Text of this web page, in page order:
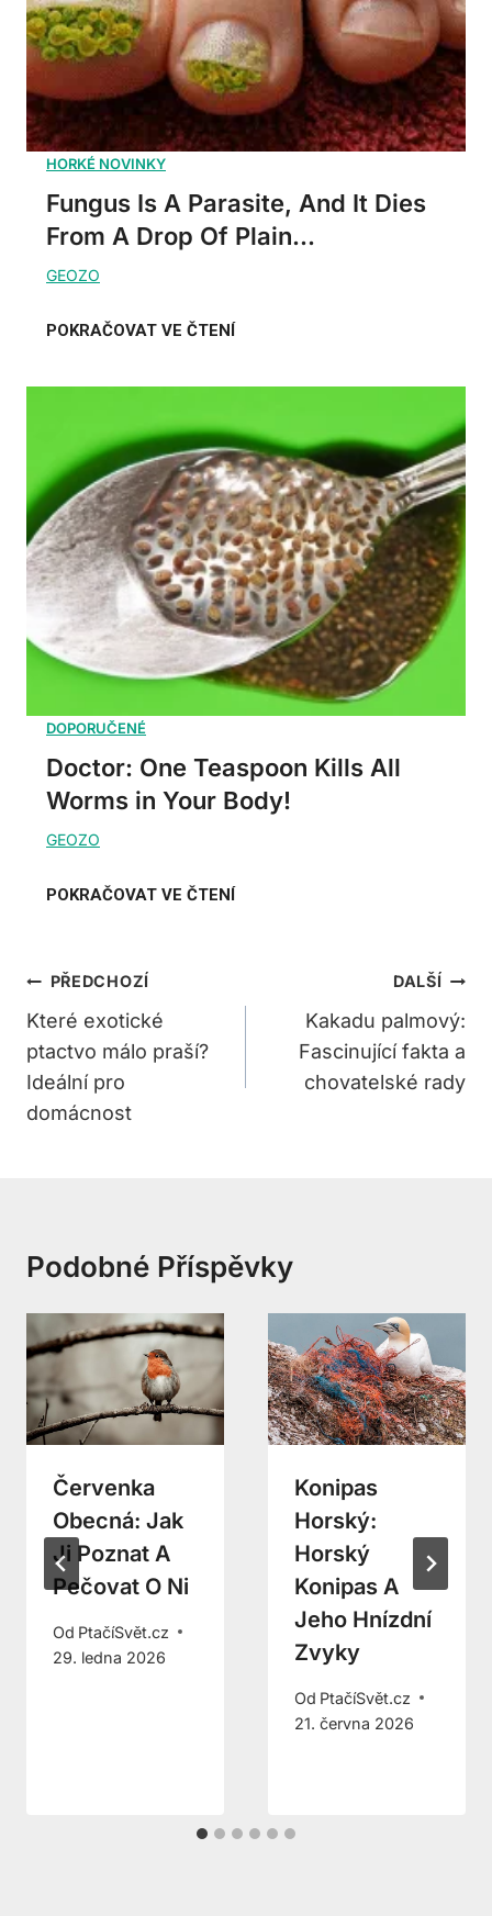
Fungus Is A Parasite, And It Dies
From A Drop Of Plain...
Doctor: One Teaspoon Kills All
Worms in Your Body!
Navigace
Pro
Příspěvek
PŘEDCHOZÍ
Které exotické
ptactvo málo praší?
Ideální pro
domácnost
DALŠÍ
Kakadu palmový:
Fascinující fakta a
chovatelské rady
Podobné Příspěvky
Červenka
Obecná: Jak
Ji Poznat A
Pečovat O Ni
Od PtačíSvět.cz
29. ledna 2026
Konipas
Horský:
Horský
Konipas A
Jeho Hnízdní
Zvyky
Od PtačíSvět.cz
21. června 2026